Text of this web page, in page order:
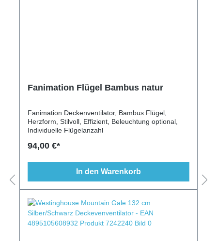
Fanimation Flügel Bambus natur
Fanimation Deckenventilator, Bambus Flügel,
Herzform, Stilvoll, Effizient, Beleuchtung optional,
Individuelle Flügelanzahl
94,00 €*
In den Warenkorb